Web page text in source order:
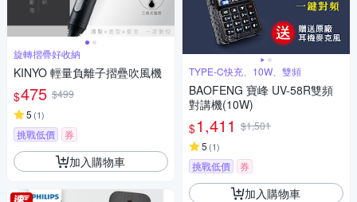
旋轉摺疊好收納
KINYO 輕量負離子摺疊吹風機
$475 $499
5 (1)
挑戰低價 券
加入購物車
TYPE-C快充、10W、雙頻
BAOFENG 寶峰 UV-58R雙頻
對講機(10W)
$1,411 $1,501
5 (1)
挑戰低價 券
加入購物車